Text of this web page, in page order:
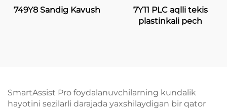
749Y8 Sandig Kavush
7Y11 PLC aqlli tekis
plastinkali pech
SmartAssist Pro foydalanuvchilarning kundalik
hayotini sezilarli darajada yaxshilaydigan bir qator